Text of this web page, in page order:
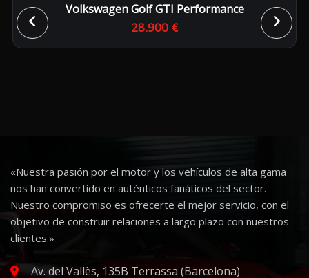
Volkswagen Golf GTI Performance
28.900 €
«Nuestra pasión por el motor y los vehículos de alta gama
nos han convertido en auténticos fanáticos del sector.
Nuestro compromiso es ofrecerte el mejor servicio, con el
objetivo de construir relaciones a largo plazo con nuestros
clientes.»
Av. del Vallès, 135B Terrassa (Barcelona)